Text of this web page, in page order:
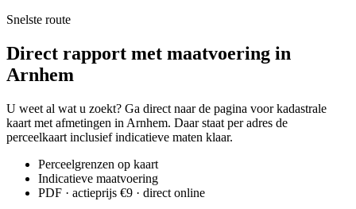
Snelste route
Direct rapport met maatvoering in
Arnhem
U weet al wat u zoekt? Ga direct naar de pagina voor kadastrale
kaart met afmetingen in Arnhem. Daar staat per adres de
perceelkaart inclusief indicatieve maten klaar.
Perceelgrenzen op kaart
Indicatieve maatvoering
PDF · actieprijs €9 · direct online